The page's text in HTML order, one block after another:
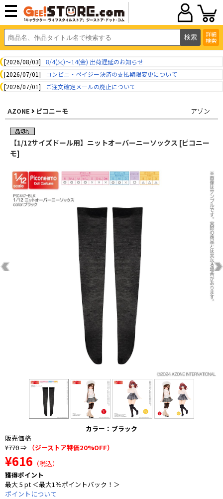
詳細
検索
[2026/08/03]
8/4(火)～14(金) 出荷遅延のお知らせ
[2026/07/01]
コンビニ・ペイジー決済の支払期限変更について
[2026/07/01]
ご注文確定メールの廃止について
AZONE ピコニーモ アゾン
【1/12サイズドール用】ニットオーバーニーソックス [ピコニー
モ]
カラー：ブラック
販売価格
¥770⇒ （ジーストア特価20%OFF）
¥616 （税込）
獲得ポイント
最大 5 pt ＜最大1％ポイントバック！＞
ポイントについて